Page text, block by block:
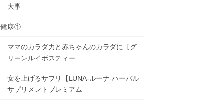
大事
健康①
ママのカラダ力と赤ちゃんのカラダに【グ
リーンルイボスティー
女を上げるサプリ【LUNA-ルーナ-ハーバル
サプリメントプレミアム